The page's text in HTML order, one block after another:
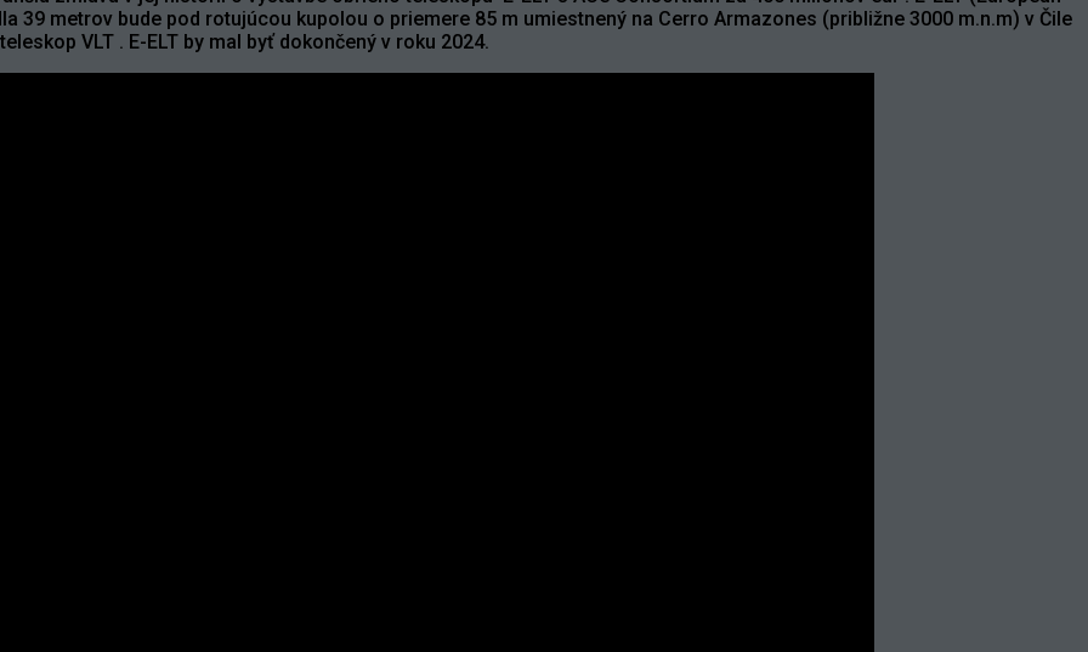
39 metrov bude pod rotujúcou kupolou o priemere 85 m umiestnený na Cerro Armazones (približne 3000 m.n.m) v Čile
VLT . E-ELT by mal byť dokončený v roku 2024.